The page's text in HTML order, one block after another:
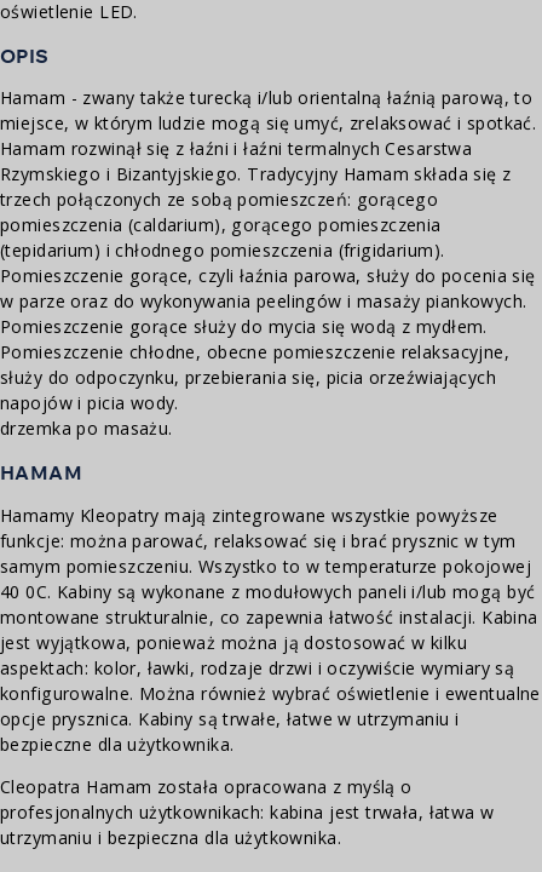
oświetlenie LED.
OPIS
Hamam - zwany także turecką i/lub orientalną łaźnią parową, to
miejsce, w którym ludzie mogą się umyć, zrelaksować i spotkać.
Hamam rozwinął się z łaźni i łaźni termalnych Cesarstwa
Rzymskiego i Bizantyjskiego. Tradycyjny Hamam składa się z
trzech połączonych ze sobą pomieszczeń: gorącego
pomieszczenia (caldarium), gorącego pomieszczenia
(tepidarium) i chłodnego pomieszczenia (frigidarium).
Pomieszczenie gorące, czyli łaźnia parowa, służy do pocenia się
w parze oraz do wykonywania peelingów i masaży piankowych.
Pomieszczenie gorące służy do mycia się wodą z mydłem.
Pomieszczenie chłodne, obecne pomieszczenie relaksacyjne,
służy do odpoczynku, przebierania się, picia orzeźwiających
napojów i picia wody.
drzemka po masażu.
HAMAM
Hamamy Kleopatry mają zintegrowane wszystkie powyższe
funkcje: można parować, relaksować się i brać prysznic w tym
samym pomieszczeniu. Wszystko to w temperaturze pokojowej
40 0C. Kabiny są wykonane z modułowych paneli i/lub mogą być
montowane strukturalnie, co zapewnia łatwość instalacji. Kabina
jest wyjątkowa, ponieważ można ją dostosować w kilku
aspektach: kolor, ławki, rodzaje drzwi i oczywiście wymiary są
konfigurowalne. Można również wybrać oświetlenie i ewentualne
opcje prysznica. Kabiny są trwałe, łatwe w utrzymaniu i
bezpieczne dla użytkownika.
Cleopatra Hamam została opracowana z myślą o
profesjonalnych użytkownikach: kabina jest trwała, łatwa w
utrzymaniu i bezpieczna dla użytkownika.